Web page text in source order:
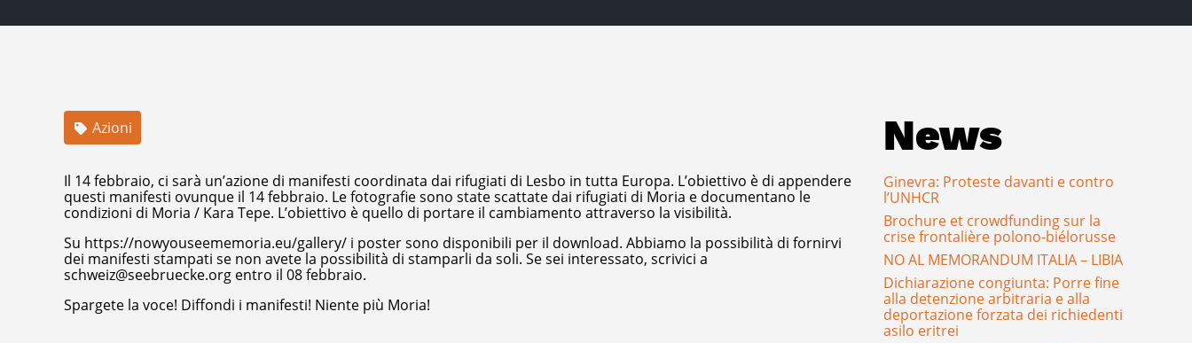
Azioni
Il 14 febbraio, ci sarà un’azione di manifesti coordinata dai rifugiati di Lesbo in tutta Europa. L’obiettivo è di appendere
questi manifesti ovunque il 14 febbraio. Le fotografie sono state scattate dai rifugiati di Moria e documentano le
condizioni di Moria / Kara Tepe. L’obiettivo è quello di portare il cambiamento attraverso la visibilità.
Su https://nowyouseememoria.eu/gallery/ i poster sono disponibili per il download. Abbiamo la possibilità di fornirvi
dei manifesti stampati se non avete la possibilità di stamparli da soli. Se sei interessato, scrivici a
schweiz@seebruecke.org entro il 08 febbraio.
Spargete la voce! Diffondi i manifesti! Niente più Moria!
News
Ginevra: Proteste davanti e contro
l’UNHCR
Brochure et crowdfunding sur la
crise frontalière polono-biélorusse
NO AL MEMORANDUM ITALIA – LIBIA
Dichiarazione congiunta: Porre fine
alla detenzione arbitraria e alla
deportazione forzata dei richiedenti
asilo eritrei